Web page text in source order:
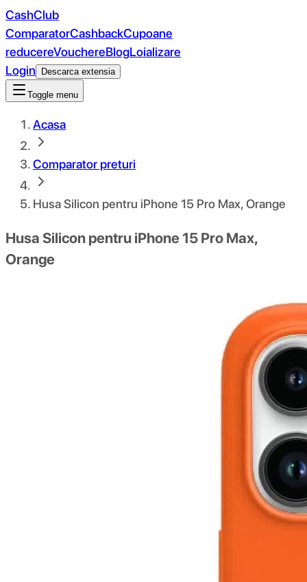
CashClub
ComparatorCashbackCupoane
reducereVouchereBlogLoializare
Login
Descarca extensia
Toggle menu
Acasa
Comparator preturi
Husa Silicon pentru iPhone 15 Pro Max, Orange
Husa Silicon pentru iPhone 15 Pro Max,
Orange